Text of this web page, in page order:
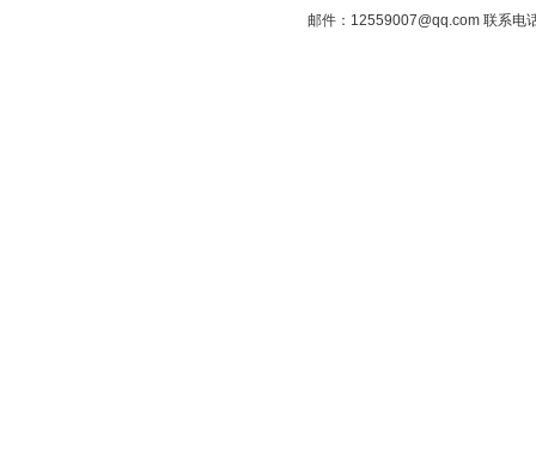
邮件：12559007@qq.com 联系